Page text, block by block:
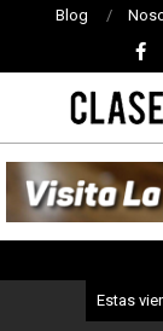
Blog
DE
Estas